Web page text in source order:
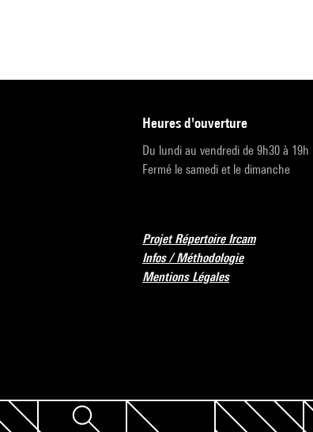
heures d'ouverture
Du lundi au vendredi de 9h30 à 19h
Fermé le samedi et le dimanche
Projet Répertoire Ircam
Infos / Méthodologie
Mentions Légales